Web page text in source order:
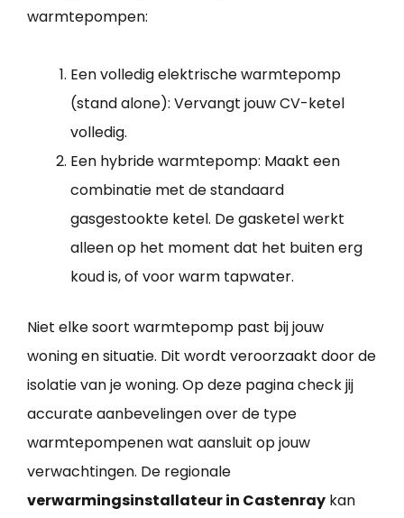
warmtepompen:
Een volledig elektrische warmtepomp
(stand alone): Vervangt jouw CV-ketel
volledig.
Een hybride warmtepomp: Maakt een
combinatie met de standaard
gasgestookte ketel. De gasketel werkt
alleen op het moment dat het buiten erg
koud is, of voor warm tapwater.
Niet elke soort warmtepomp past bij jouw
woning en situatie. Dit wordt veroorzaakt door de
isolatie van je woning. Op deze pagina check jij
accurate aanbevelingen over de type
warmtepompenen wat aansluit op jouw
verwachtingen. De regionale
verwarmingsinstallateur in Castenray kan